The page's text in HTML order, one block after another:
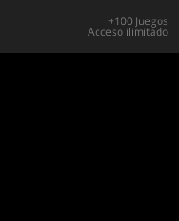
+100 Juegos
Acceso ilimitado